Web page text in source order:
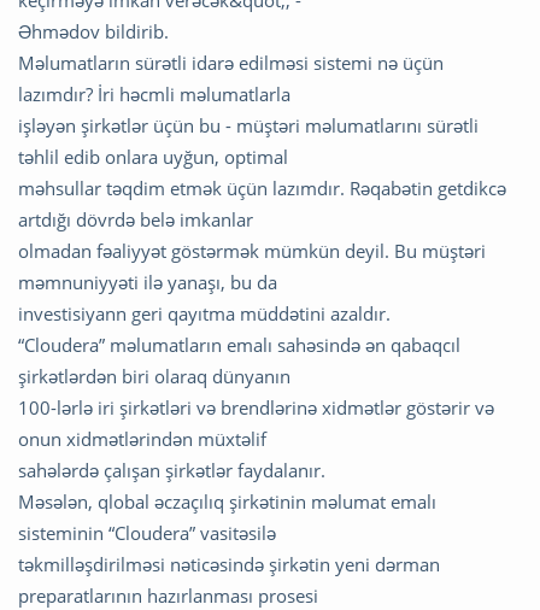
Əhmədov bildirib.
Məlumatların sürətli idarə edilməsi sistemi nə üçün
lazımdır? İri həcmli məlumatlarla
işləyən şirkətlər üçün bu - müştəri məlumatlarını sürətli
təhlil edib onlara uyğun, optimal
məhsullar təqdim etmək üçün lazımdır. Rəqabətin getdikcə
artdığı dövrdə belə imkanlar
olmadan fəaliyyət göstərmək mümkün deyil. Bu müştəri
məmnuniyyəti ilə yanaşı, bu da
investisiyann geri qayıtma müddətini azaldır.
“Cloudera” məlumatların emalı sahəsində ən qabaqcıl
şirkətlərdən biri olaraq dünyanın
100-lərlə iri şirkətləri və brendlərinə xidmətlər göstərir və
onun xidmətlərindən müxtəlif
sahələrdə çalışan şirkətlər faydalanır.
Məsələn, qlobal əczaçılıq şirkətinin məlumat emalı
sisteminin “Cloudera” vasitəsilə
təkmilləşdirilməsi nəticəsində şirkətin yeni dərman
preparatlarının hazırlanması prosesi